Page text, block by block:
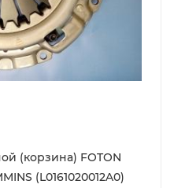
(корзина) FOTON
(L0161020012A0)